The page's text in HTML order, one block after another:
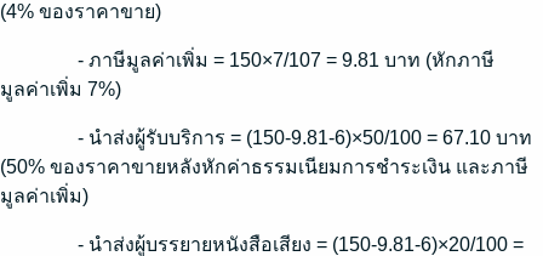
(4% ของราคาขาย)
- ภาษีมูลค่าเพิ่ม = 150×7/107 = 9.81 บาท (หักภาษี
มูลค่าเพิ่ม 7%)
- นำส่งผู้รับบริการ = (150-9.81-6)×50/100 = 67.10 บาท
(50% ของราคาขายหลังหักค่าธรรมเนียมการชำระเงิน และภาษี
มูลค่าเพิ่ม)
- นำส่งผู้บรรยายหนังสือเสียง = (150-9.81-6)×20/100 =